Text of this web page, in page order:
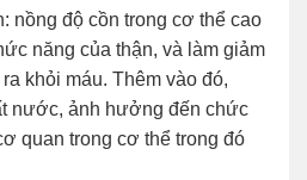
nồng độ cồn trong cơ thể cao
năng của thận, và làm giảm
khỏi máu. Thêm vào đó,
nước, ảnh hưởng đến chức
quan trong cơ thể trong đó